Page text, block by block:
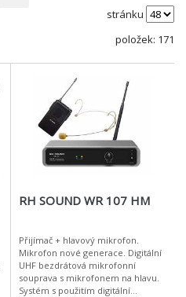
stránku
položek: 171
RH SOUND WR 107 HM
Přijímač + hlavový mikrofon.
Mikrofon nové generace. Digitální
UHF bezdrátová mikrofonní
souprava s mikrofonem na hlavu.
Systém s použití­m digitální